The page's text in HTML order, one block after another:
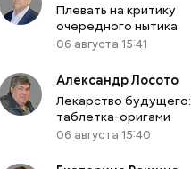
Плевать на критику
очередного нытика
06 августа 15:41
Александр Лосото
Лекарство будущего:
таблетка-оригами
06 августа 15:40